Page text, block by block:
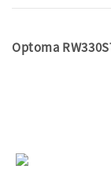
Optoma